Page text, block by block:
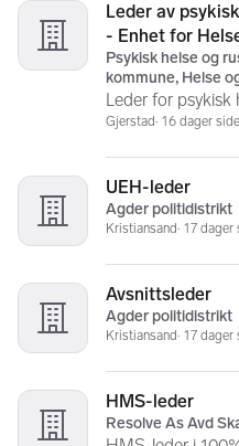
Leder av
- Enhet for
Psykisk helse og
kommune, Helse
Leder for psykisk
Gjerstad 16 dager
UEH-leder
Agder politidistrikt
Kristiansand 17 dager
Avsnittsleder
Agder politidistrikt
Kristiansand 17 dager
HMS-leder
Resolve As Avd